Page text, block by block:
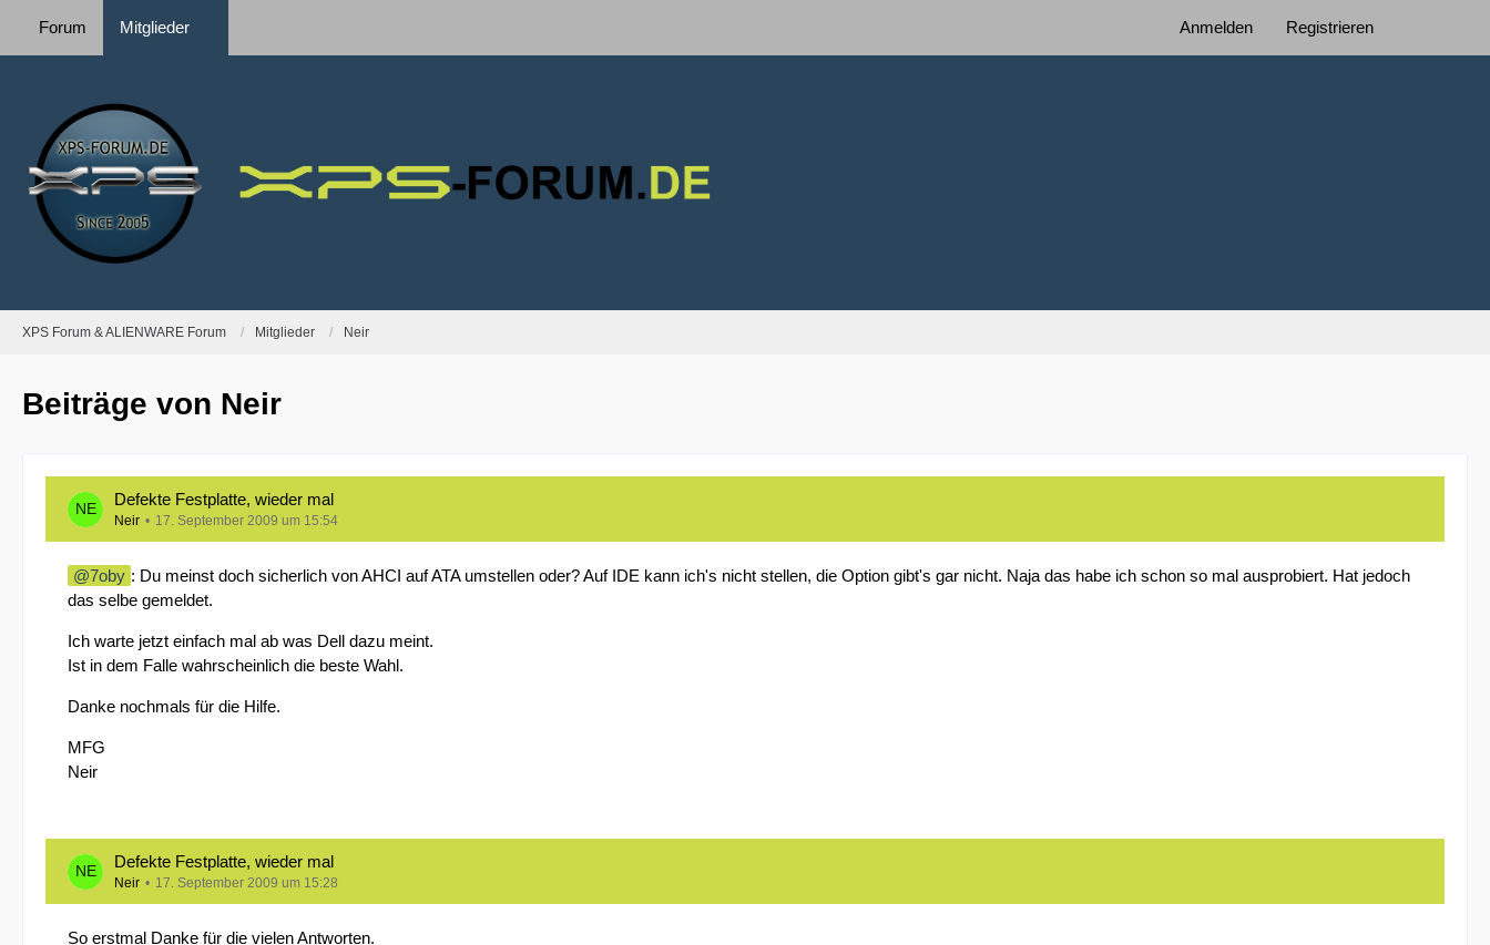
Forum Mitglieder Anmelden Registrieren
XPS Forum & ALIENWARE Forum Mitglieder Neir
Beiträge von Neir
Defekte Festplatte, wieder mal
Neir 17. September 2009 um 15:54
7oby : Du meinst doch sicherlich von AHCI auf ATA umstellen oder? Auf IDE kann ich's nicht stellen, die Option gibt's gar nicht. Naja das habe ich schon so mal ausprobiert. Hat jedoch
das selbe gemeldet.
Ich warte jetzt einfach mal ab was Dell dazu meint.
Ist in dem Falle wahrscheinlich die beste Wahl.
Danke nochmals für die Hilfe.
MFG
Neir
Defekte Festplatte, wieder mal
Neir 17. September 2009 um 15:28
So erstmal Danke für die vielen Antworten.